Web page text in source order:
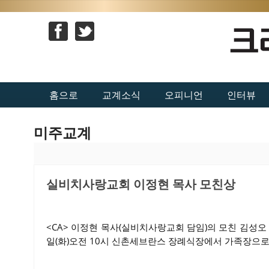
홈으로 교계소식 오피니언 인터뷰
미주교계
실비치사랑교회 이정현 목사 모친상
<CA> 이정현 목사(실비치사랑교회 담임)의 모친 김성
일(화)오전 10시 신촌세브란스 장례식장에서 가족장으